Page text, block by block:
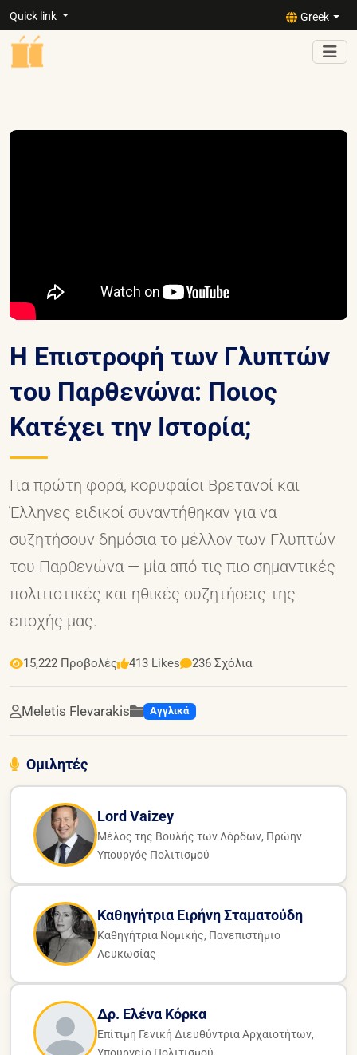
Quick link Greek
Η Επιστροφή των Γλυπτών
του Παρθενώνα: Ποιος
Κατέχει την Ιστορία;
Για πρώτη φορά, κορυφαίοι Βρετανοί και
Έλληνες ειδικοί συναντήθηκαν για να
συζητήσουν δημόσια το μέλλον των Γλυπτών
του Παρθενώνα — μία από τις πιο σημαντικές
πολιτιστικές και ηθικές συζητήσεις της
εποχής μας.
15,222 Προβολές 413 Likes 236 Σχόλια
Meletis Flevarakis Αγγλικά
Ομιλητές
Lord Vaizey
Μέλος της Βουλής των Λόρδων, Πρώην
Υπουργός Πολιτισμού
Καθηγήτρια Ειρήνη Σταματούδη
Καθηγήτρια Νομικής, Πανεπιστήμιο
Λευκωσίας
Δρ. Ελένα Κόρκα
Επίτιμη Γενική Διευθύντρια Αρχαιοτήτων,